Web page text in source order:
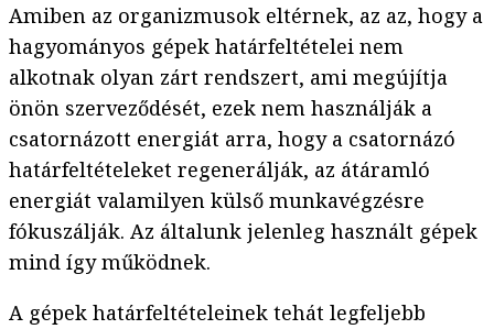
Amiben az organizmusok eltérnek, az az, hogy a
hagyományos gépek határfeltételei nem
alkotnak olyan zárt rendszert, ami megújítja
önön szerveződését, ezek nem használják a
csatornázott energiát arra, hogy a csatornázó
határfeltételeket regenerálják, az átáramló
energiát valamilyen külső munkavégzésre
fókuszálják. Az általunk jelenleg használt gépek
mind így működnek.
A gépek határfeltételeinek tehát legfeljebb